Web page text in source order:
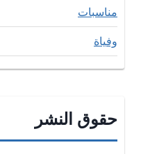
مناسبات
وفياة
حقوق النشر